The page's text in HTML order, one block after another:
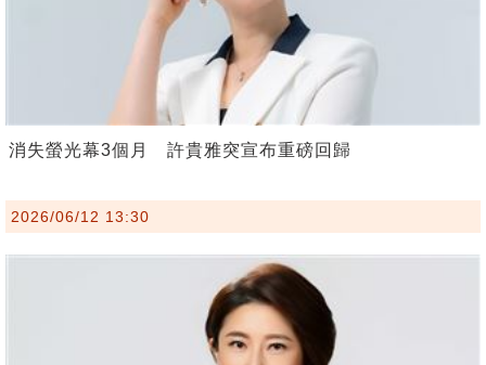
消失螢光幕3個月 許貴雅突宣布重磅回歸
2026/06/12 13:30